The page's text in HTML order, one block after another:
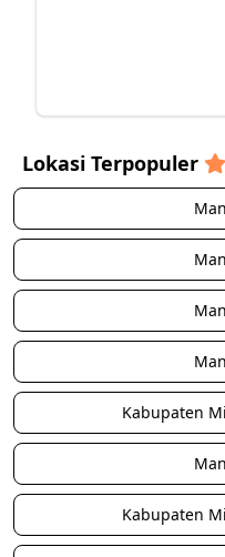
Lokasi Terpopuler
Kabupaten
Kabupaten